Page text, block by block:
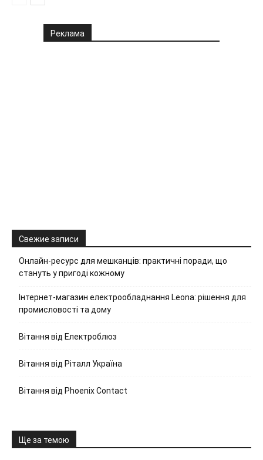
Реклама
Свежие записи
Онлайн-ресурс для мешканців: практичні поради, що
стануть у пригоді кожному
Інтернет-магазин електрообладнання Leona: рішення для
промисловості та дому
Вітання від Електроблюз
Вітання від Ріталл Україна
Вітання від Phoenix Contact
Ще за темою